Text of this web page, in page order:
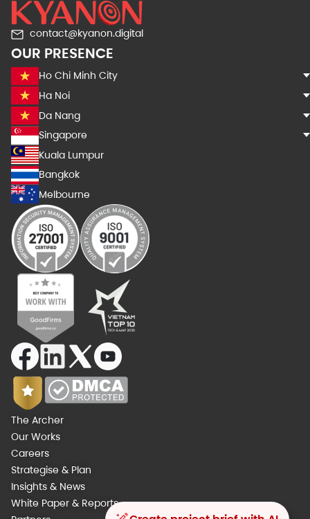
contact@kyanon.digital
OUR PRESENCE
Ho Chi Minh City
Ha Noi
Da Nang
Singapore
Kuala Lumpur
Bangkok
Melbourne
The Archer
Our Works
Careers
Strategise & Plan
Insights & News
White Paper & Reports